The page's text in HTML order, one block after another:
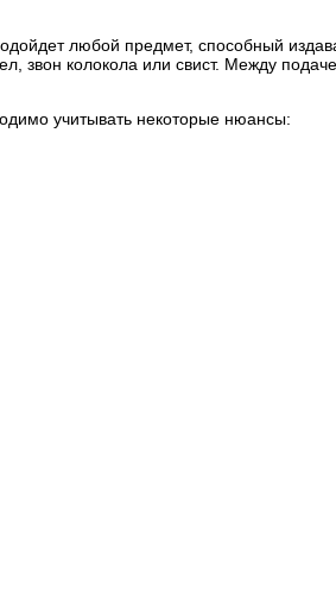
любой предмет, способный
звон колокола или свист. Между
учитывать некоторые нюансы: